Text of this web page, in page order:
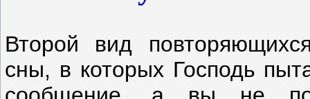
Второй вид
сны, в которых Господь